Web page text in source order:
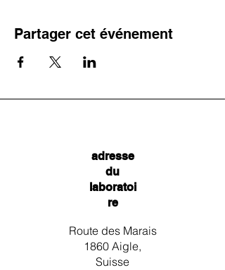
Partager cet événement
adresse
du
laboratoi
re
Route des Marais
1860 Aigle,
Suisse